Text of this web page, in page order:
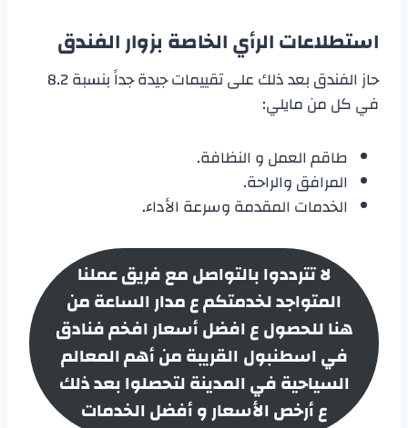
استطلاعات الرأي الخاصة بزوار الفندق
حاز الفندق بعد ذلك على تقييمات جيدة جداً بنسبة 8.2
في كل من مايلي:
طاقم العمل و النظافة.
المرافق والراحة.
الخدمات المقدمة وسرعة الأداء.
لا تترددوا بالتواصل مع فريق عملنا
المتواجد لخدمتكم ع مدار الساعة من
هنا للحصول ع افضل أسعارافخم فنادق
في اسطنبول القريبة من أهم المعالم
السياحية في المدينة لتحصلوا بعد ذلك
ع أرخص الأسعار و أفضل الخدمات